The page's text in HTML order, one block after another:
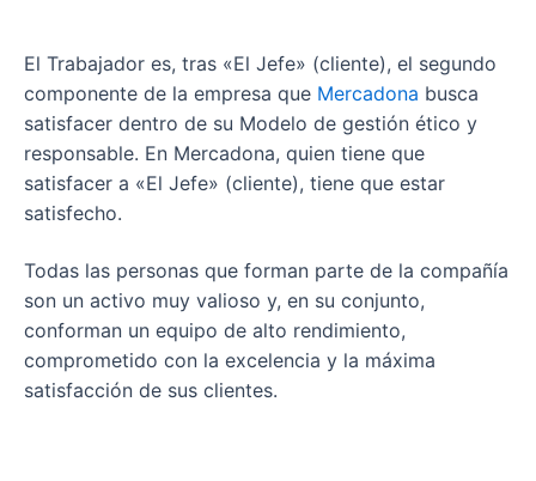
El Trabajador es, tras «El Jefe» (cliente), el segundo
componente de la empresa que Mercadona busca
satisfacer dentro de su Modelo de gestión ético y
responsable. En Mercadona, quien tiene que
satisfacer a «El Jefe» (cliente), tiene que estar
satisfecho.
Todas las personas que forman parte de la compañía
son un activo muy valioso y, en su conjunto,
conforman un equipo de alto rendimiento,
comprometido con la excelencia y la máxima
satisfacción de sus clientes.